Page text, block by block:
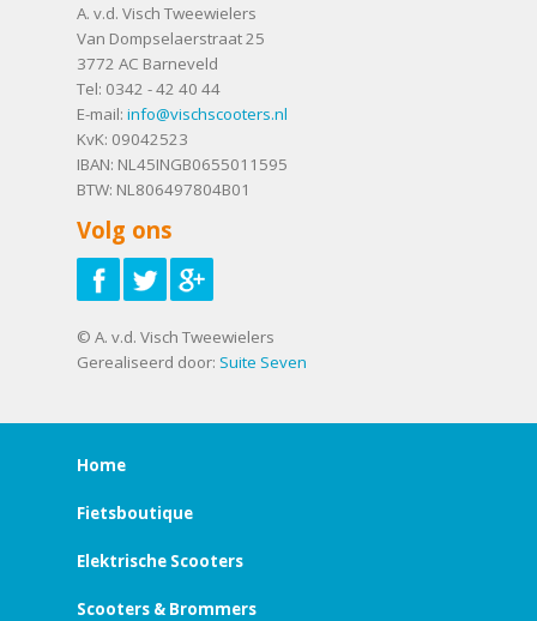
A. v.d. Visch Tweewielers
Van Dompselaerstraat 25
3772 AC Barneveld
Tel: 0342 - 42 40 44
E-mail: info@vischscooters.nl
KvK: 09042523
IBAN: NL45INGB0655011595
BTW: NL806497804B01
Volg ons
© A. v.d. Visch Tweewielers
Gerealiseerd door: Suite Seven
Home
Fietsboutique
Elektrische Scooters
Scooters & Brommers